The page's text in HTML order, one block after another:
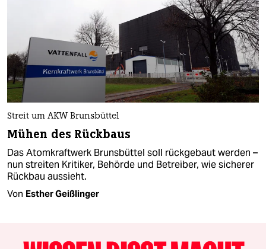
Streit um AKW Brunsbüttel
Mühen des Rückbaus
Das Atomkraftwerk Brunsbüttel soll rückgebaut werden –
nun streiten Kritiker, Behörde und Betreiber, wie sicherer
Rückbau aussieht.
Von Esther Geißlinger